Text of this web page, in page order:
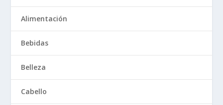
Alimentación
Bebidas
Belleza
Cabello